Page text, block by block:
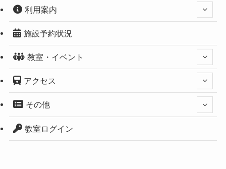
利用案内
施設予約状況
教室・イベント
アクセス
その他
教室ログイン